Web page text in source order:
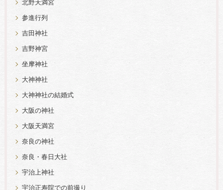
北野天満宮
参進行列
吉田神社
吉野神宮
坐摩神社
大神神社
大神神社の結婚式
大阪の神社
大阪天満宮
奈良の神社
奈良・春日大社
宇治上神社
宇治正寿院での前撮り